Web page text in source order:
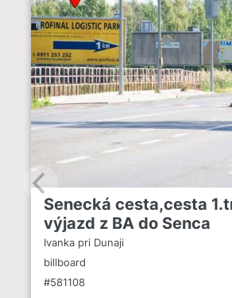
Senecká cesta,cesta
výjazd z BA do Senca
Ivanka pri Dunaji
billboard
#581108